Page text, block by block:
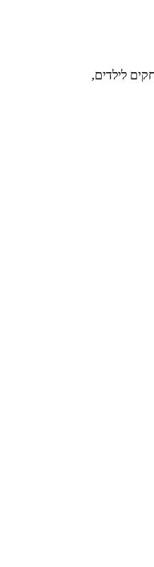
לילדים,